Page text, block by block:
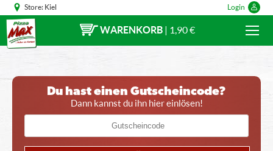
Store: Kiel Login
WARENKORB | 1,90 €
Du hast einen Gutscheincode?
Dann kannst du ihn hier einlösen!